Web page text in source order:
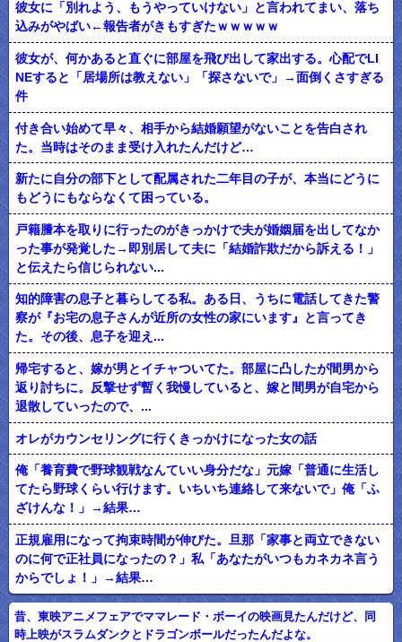
彼女に「別れよう、もうやっていけない」と言われてまい、落ち
込みがやばい←報告者がきもすぎたｗｗｗｗｗ
彼女が、何かあると直ぐに部屋を飛び出して家出する。心配でLI
NEすると「居場所は教えない」「探さないで」→面倒くさすぎる
件
付き合い始めて早々、相手から結婚願望がないことを告白され
た。当時はそのまま受け入れたんだけど…
新たに自分の部下として配属された二年目の子が、本当にどうに
もどうにもならなくて困っている。
戸籍謄本を取りに行ったのがきっかけで夫が婚姻届を出してなか
った事が発覚した→即別居して夫に「結婚詐欺だから訴える！」
と伝えたら信じられない...
知的障害の息子と暮らしてる私。ある日、うちに電話してきた警
察が『お宅の息子さんが近所の女性の家にいます』と言ってき
た。その後、息子を迎え...
帰宅すると、嫁が男とイチャついてた。部屋に凸したが間男から
返り討ちに。反撃せず暫く我慢していると、嫁と間男が自宅から
退散していったので、...
オレがカウンセリングに行くきっかけになった女の話
俺「養育費で野球観戦なんていい身分だな」元嫁「普通に生活し
てたら野球くらい行けます。いちいち連絡して来ないで」俺「ふ
ざけんな！」→結果…
正規雇用になって拘束時間が伸びた。旦那「家事と両立できない
のに何で正社員になったの？」私「あなたがいつもカネカネ言う
からでしょ！」→結果…
昔、東映アニメフェアでママレード・ボーイの映画見たんだけど、同
時上映がスラムダンクとドラゴンボールだったんだよな。